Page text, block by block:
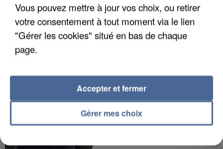
Vous pouvez mettre à jour vos choix, ou retirer
votre consentement à tout moment via le lien
"Gérer les cookies" situé en bas de chaque
page.
Gérer mes choix
Accepter et fermer